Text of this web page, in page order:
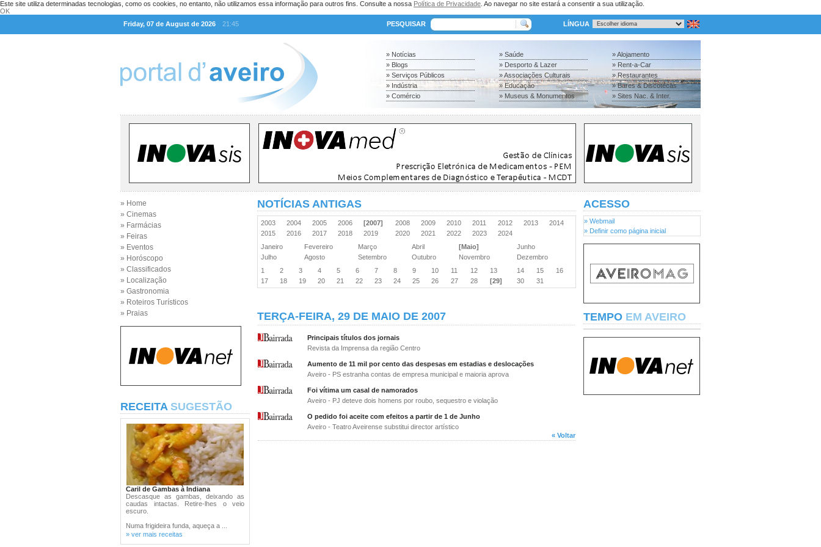
Este site utiliza determinadas tecnologias, como os cookies, no entanto, não utilizamos essa informação para outros fins. Consulte a nossa Política de Privacidade . Ao navegar no site estará a consentir a sua utilização.
OK
Friday, 07 de August de 2026
21:45 PESQUISAR LÍNGUA
» Notícias
» Blogs
» Serviços Públicos
» Indústria
» Comércio
» Saúde
» Desporto & Lazer
» Associações Culturais
» Educação
» Museus & Monumentos
» Alojamento
» Rent-a-Car
» Restaurantes
» Bares & Discotecas
» Sites Nac. & Inter.
» Home
» Cinemas
» Farmácias
» Feiras
» Eventos
» Horóscopo
» Classificados
» Localização
» Gastronomia
» Roteiros Turísticos
» Praias
RECEITA SUGESTÃO
Caril de Gambas à Indiana
Descasque as gambas, deixando as
caudas intactas. Retire-lhes o veio
escuro.
Numa frigideira funda, aqueça a ...
» ver mais receitas
NOTÍCIAS ANTIGAS
2003 2004 2005 2006 [2007] 2008 2009 2010 2011 2012 2013
2014
2015
2016 2017 2018 2019 2020 2021 2022 2023
2024
Janeiro
Fevereiro Março Abril [Maio]
Junho
Julho
Agosto Setembro Outubro Novembro
Dezembro
1
2 3 4 5 6 7 8 9 10 11 12 13 14 15
16
17
18 19 20 21 22 23 24 25 26 27 28 [29] 30 31
TERÇA-FEIRA, 29 DE MAIO DE 2007
Principais títulos dos jornais
Revista da Imprensa da região Centro
Aumento de 11 mil por cento das despesas em estadias e deslocações
Aveiro - PS estranha contas de empresa municipal e maioria aprova
Foi vítima um casal de namorados
Aveiro - PJ deteve dois homens por roubo, sequestro e violação
O pedido foi aceite com efeitos a partir de 1 de Junho
Aveiro - Teatro Aveirense substitui director artístico
« Voltar
ACESSO
» Webmail
» Definir como página inicial
TEMPO EM AVEIRO